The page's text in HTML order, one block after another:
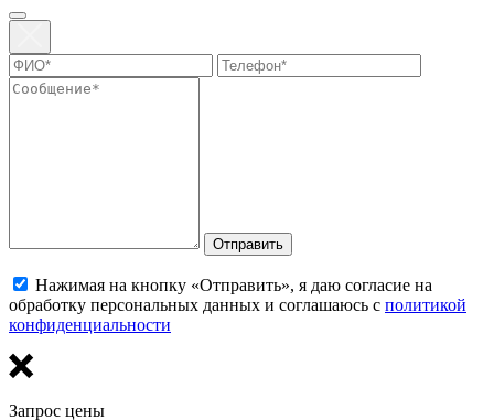
Отправить
Нажимая на кнопку «Отправить», я даю согласие на
обработку персональных данных и соглашаюсь с политикой
конфиденциальности
Запрос цены